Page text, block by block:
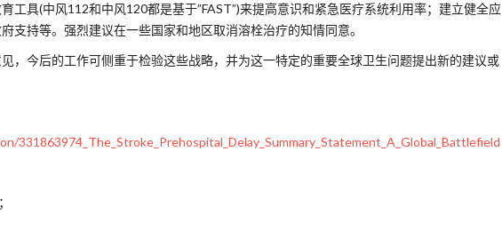
工具(中风112和中风120都是基于”FAST”)来提高意识和紧急医疗系统利用率；建立健全应
支持等。强烈建议在一些国家和地区取消溶栓治疗的知情同意。
，今后的工作可侧重于检验这些战略，并为这一特定的重要全球卫生问题提出新的建议或
331863974_The_Stroke_Prehospital_Delay_Summary_Statement_A_Global_Battlefield